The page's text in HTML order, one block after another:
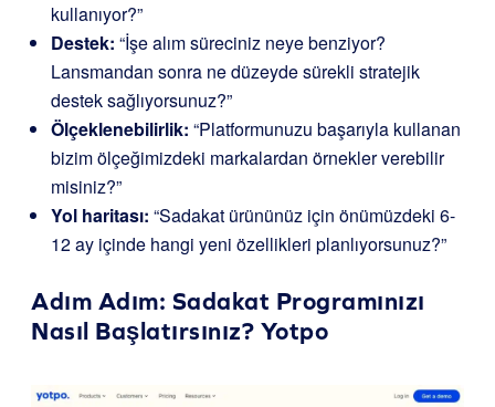
kullanıyor?”
Destek: “İşe alım süreciniz neye benziyor?
Lansmandan sonra ne düzeyde sürekli stratejik
destek sağlıyorsunuz?”
Ölçeklenebilirlik: “Platformunuzu başarıyla kullanan
bizim ölçeğimizdeki markalardan örnekler verebilir
misiniz?”
Yol haritası: “Sadakat ürününüz için önümüzdeki 6-
12 ay içinde hangi yeni özellikleri planlıyorsunuz?”
Adım Adım: Sadakat Programınızı
Nasıl Başlatırsınız? Yotpo